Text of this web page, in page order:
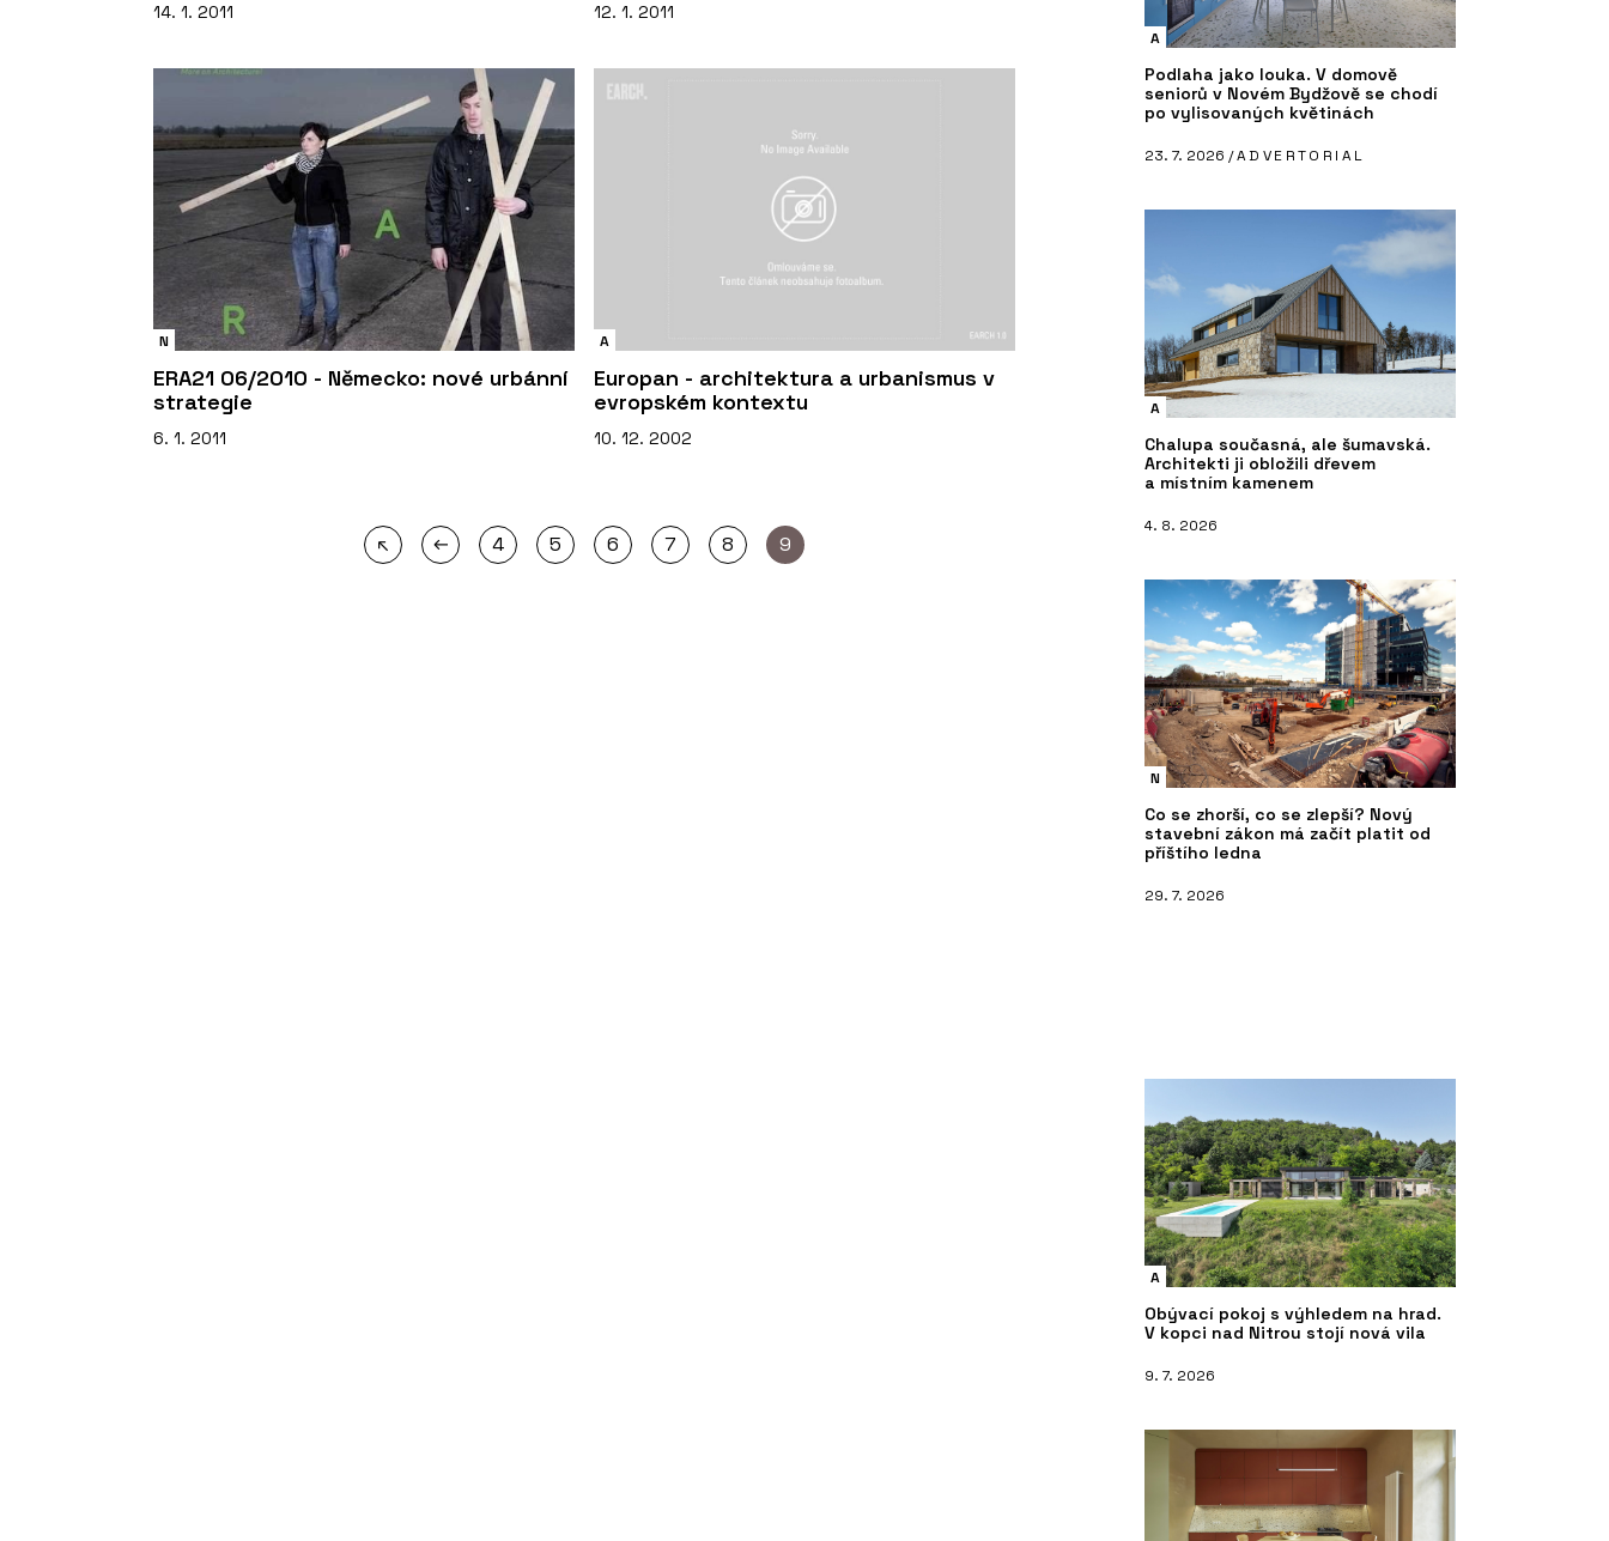
14. 1. 2011 12. 1. 2011
N
ERA21 06/2010 - Německo: nové urbánní
strategie
6. 1. 2011
A
Europan - architektura a urbanismus v
evropském kontextu
10. 12. 2002
↖ ← 4 5 6 7 8 9
A
Podlaha jako louka. V domově
seniorů v Novém Bydžově se chodí
po vylisovaných květinách
23. 7. 2026 /ADVERTORIAL
A
Chalupa současná, ale šumavská.
Architekti ji obložili dřevem
a místním kamenem
4. 8. 2026
N
Co se zhorší, co se zlepší? Nový
stavební zákon má začít platit od
příštího ledna
29. 7. 2026
A
Obývací pokoj s výhledem na hrad.
V kopci nad Nitrou stojí nová vila
9. 7. 2026